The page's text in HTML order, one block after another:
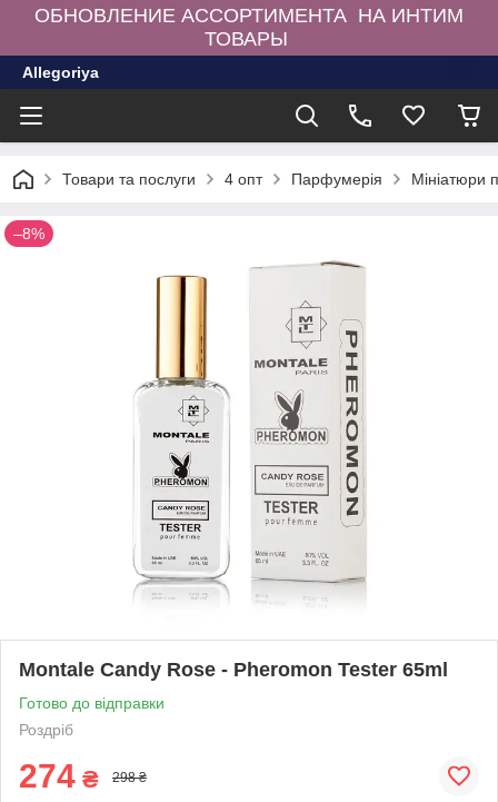
ОБНОВЛЕНИЕ АССОРТИМЕНТА НА ИНТИМ
ТОВАРЫ
Allegoriya
Товари та послуги 4 опт Парфумерія Мініатюри
–8%
Montale Candy Rose - Pheromon Tester 65ml
Готово до відправки
Роздріб
274 ₴ 298 ₴